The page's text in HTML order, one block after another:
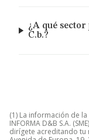
¿A qué
C.b.?
(1) La información de
INFORMA D&B S.A.
dirígete acreditando tu